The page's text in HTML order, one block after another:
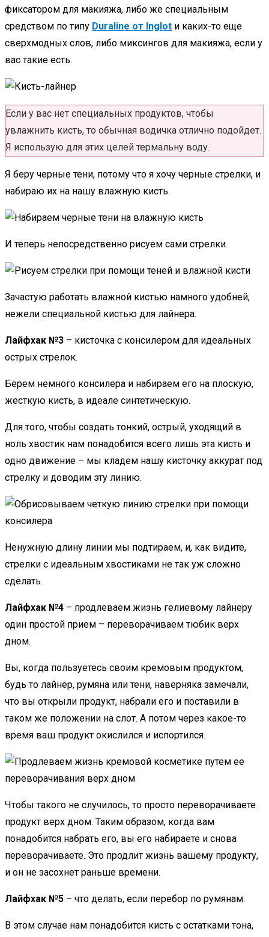
фиксатором для макияжа, либо же специальным
средством по типу Duraline от Inglot и каких-то еще
сверхмодных слов, либо миксингов для макияжа, если у
вас такие есть.
Если у вас нет специальных продуктов, чтобы
увлажнить кисть, то обычная водичка отлично подойдет.
Я использую для этих целей термальну воду.
Я беру черные тени, потому что я хочу черные стрелки, и
набираю их на нашу влажную кисть.
И теперь непосредственно рисуем сами стрелки.
Зачастую работать влажной кистью намного удобней,
нежели специальной кистью для лайнера.
Лайфхак №3 – кисточка с консилером для идеальных
острых стрелок.
Берем немного консилера и набираем его на плоскую,
жесткую кисть, в идеале синтетическую.
Для того, чтобы создать тонкий, острый, уходящий в
ноль хвостик нам понадобится всего лишь эта кисть и
одно движение – мы кладем нашу кисточку аккурат под
стрелку и доводим эту линию.
Ненужную длину линии мы подтираем, и, как видите,
стрелки с идеальным хвостиками не так уж сложно
сделать.
Лайфхак №4 – продлеваем жизнь гелиевому лайнеру
один простой прием – переворачиваем тюбик верх
дном.
Вы, когда пользуетесь своим кремовым продуктом,
будь то лайнер, румяна или тени, наверняка замечали,
что вы открыли продукт, набрали его и поставили в
таком же положении на слот. А потом через какое-то
время ваш продукт окислился и испортился.
Чтобы такого не случилось, то просто переворачиваете
продукт верх дном. Таким образом, когда вам
понадобится набрать его, вы его набираете и снова
переворачиваете. Это продлит жизнь вашему продукту,
и он не засохнет раньше времени.
Лайфхак №5 – что делать, если перебор по румянам.
В этом случае нам понадобится кисть с остатками тона,